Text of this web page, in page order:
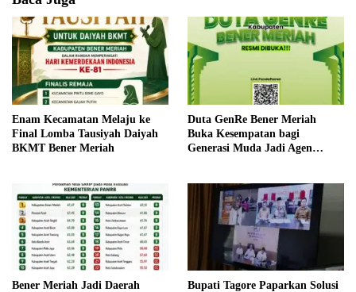
Enam Kecamatan Melaju ke
Final Lomba Tausiyah Daiyah
BKMT Bener Meriah
Duta GenRe Bener Meriah
Buka Kesempatan bagi
Generasi Muda Jadi Agen
Bener Meriah Jadi Daerah
Bupati Tagore Paparkan Solusi